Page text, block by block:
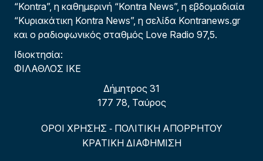
“Kontra”, η καθημερινή “Kontra News”, η εβδομαδιαία
“Κυριακάτικη Kontra News”, η σελίδα Kontranews.gr
και ο ραδιοφωνικός σταθμός Love Radio 97,5.
Ιδιοκτησία:
ΦΙΛΑΘΛΟΣ ΙΚΕ
Δήμητρος 31
177 78, Ταύρος
ΟΡΟΙ ΧΡΗΣΗΣ - ΠΟΛΙΤΙΚΗ ΑΠΟΡΡΗΤΟΥ
ΚΡΑΤΙΚΗ ΔΙΑΦΗΜΙΣΗ